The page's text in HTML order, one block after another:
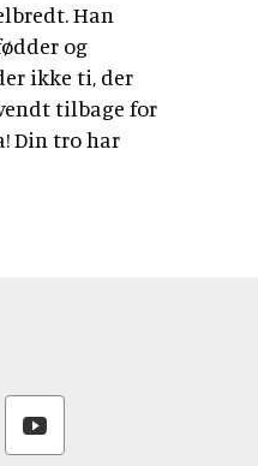
Han
og
ikke ti, der
tilbage for
Din tro har